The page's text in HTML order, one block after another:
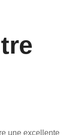
une excellente